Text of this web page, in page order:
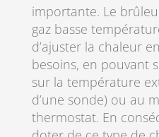
importante. Le
gaz basse
d’ajuster la chaleur
besoins, en pouvant
sur la température
d’une sonde) ou au
thermostat. En